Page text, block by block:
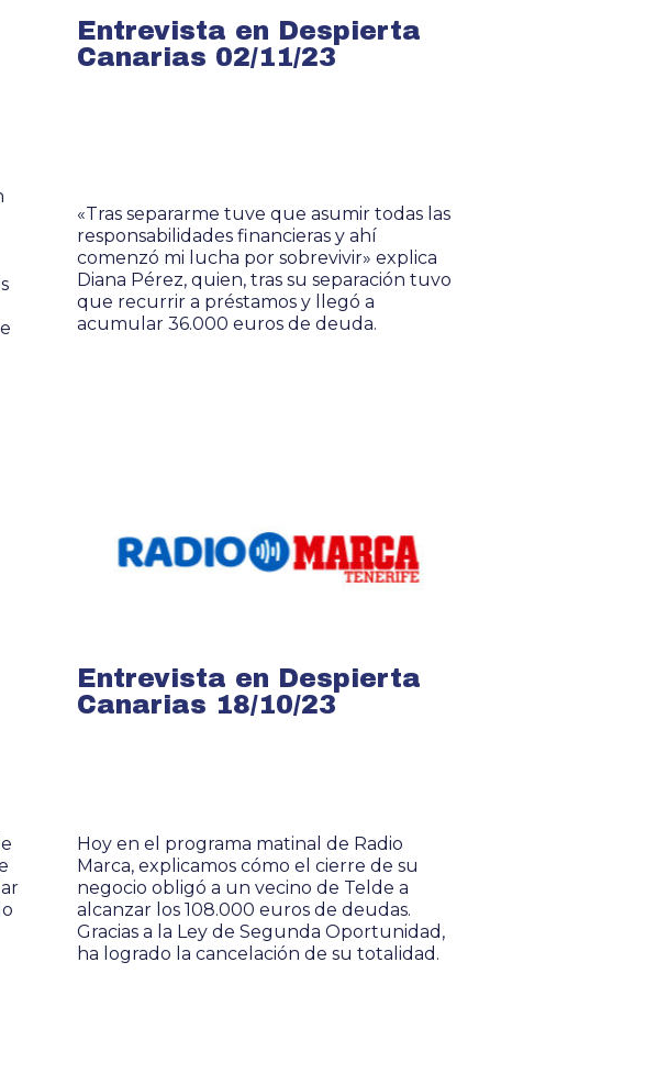
Entrevista en Despierta
Canarias 02/11/23
«Tras separarme tuve que asumir todas las
responsabilidades financieras y ahí
comenzó mi lucha por sobrevivir» explica
Diana Pérez, quien, tras su separación tuvo
que recurrir a préstamos y llegó a
acumular 36.000 euros de deuda.
Entrevista en Despierta
Canarias 18/10/23
Hoy en el programa matinal de Radio
Marca, explicamos cómo el cierre de su
negocio obligó a un vecino de Telde a
alcanzar los 108.000 euros de deudas.
Gracias a la Ley de Segunda Oportunidad,
ha logrado la cancelación de su totalidad.